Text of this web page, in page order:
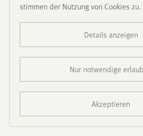
Impressum
Presse
stimmen der Nutzung von Cookies zu.
Details anzeigen
Nur notwendige
Akzeptieren